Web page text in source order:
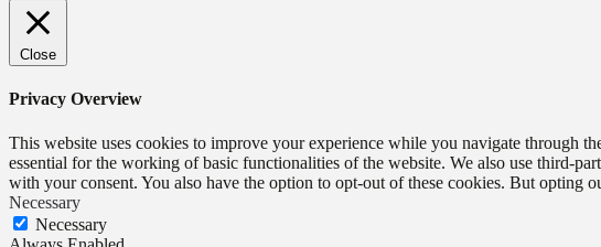
Close
Privacy Overview
This website uses cookies to improve your experience while you navigate through
essential for the working of basic functionalities of the website. We also use third-
with your consent. You also have the option to opt-out of these cookies. But opting
Necessary
Necessary